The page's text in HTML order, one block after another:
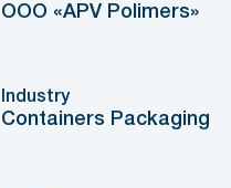
ООО «APV Polimers»
Industry
Containers Packaging